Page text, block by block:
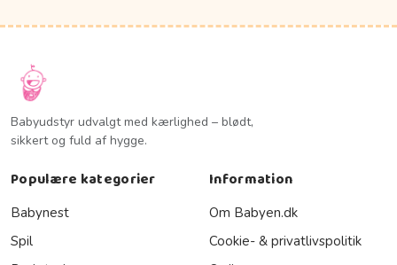
Babyudstyr udvalgt med kærlighed – blødt,
sikkert og fuld af hygge.
Populære kategorier
Babynest
Spil
Information
Om Babyen.dk
Cookie- & privatlivspolitik